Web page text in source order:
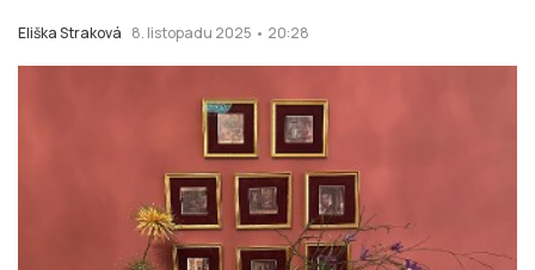
Eliška Straková 8. listopadu 2025 • 20:28